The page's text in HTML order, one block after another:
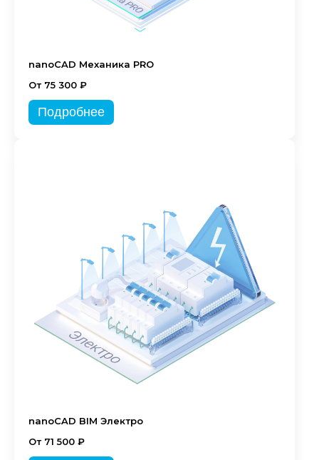
nanoCAD Механика PRO
От 75 300 ₽
Подробнее
nanoCAD BIM Электро
От 71 500 ₽